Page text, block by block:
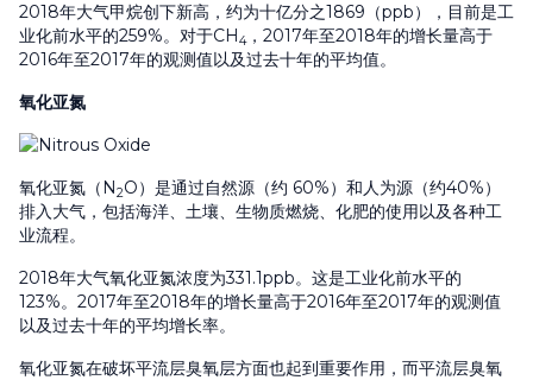
2018年大气甲烷创下新高，约为十亿分之1869（ppb），目前是工
业化前水平的259%。对于CH4 ，2017年至2018年的增长量高于
2016年至2017年的观测值以及过去十年的平均值。
氧化亚氮
氧化亚氮（N2O）是通过自然源（约 60%）和人为源（约40%）
排入大气，包括海洋、土壤、生物质燃烧、化肥的使用以及各种工
业流程。
2018年大气氧化亚氮浓度为331.1ppb。这是工业化前水平的
123%。2017年至2018年的增长量高于2016年至2017年的观测值
以及过去十年的平均增长率。
氧化亚氮在破坏平流层臭氧层方面也起到重要作用，而平流层臭氧